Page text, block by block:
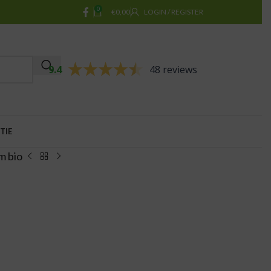
0 €0,00 LOGIN / REGISTER
9.4 48 reviews
bio